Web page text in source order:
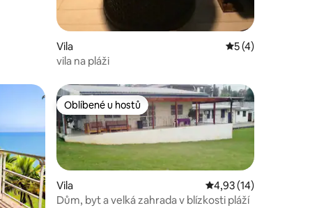
Vila Průměrné
5 (4)
vila na pláži
Oblíbené u hostů
Oblíbené u hostů
Vila Průměrné hodnocení
4,93 (14)
Dům, byt a velká zahrada v blízkosti pláží